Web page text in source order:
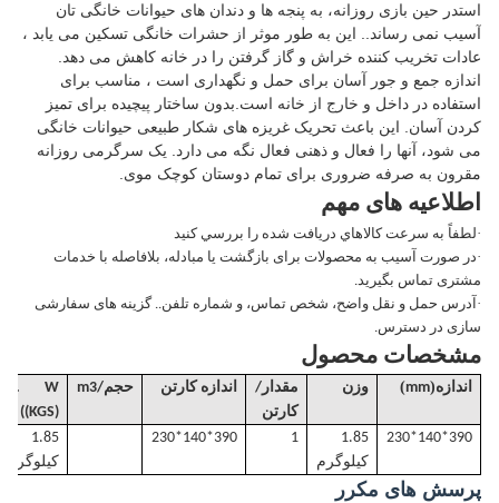
استدر حین بازی روزانه، به پنجه ها و دندان های حیوانات خانگی تان
آسیب نمی رساند.. این به طور موثر از حشرات خانگی تسکین می یابد ،
عادات تخریب کننده خراش و گاز گرفتن را در خانه کاهش می دهد.
اندازه جمع و جور آسان برای حمل و نگهداری است ، مناسب برای
استفاده در داخل و خارج از خانه است.بدون ساختار پیچیده برای تمیز
کردن آسان. این باعث تحریک غریزه های شکار طبیعی حیوانات خانگی
می شود، آنها را فعال و ذهنی فعال نگه می دارد. یک سرگرمی روزانه
مقرون به صرفه ضروری برای تمام دوستان کوچک موی.
اطلاعیه های مهم
·لطفاً به سرعت کالاهاي دریافت شده را بررسي كنيد
·در صورت آسیب به محصولات برای بازگشت یا مبادله، بلافاصله با خدمات
مشتری تماس بگیرید.
· آدرس حمل و نقل واضح، شخص تماس، و شماره تلفن.. گزینه های سفارشی
سازی در دسترس.
مشخصات محصول
اندازه(
mm
) وزن
مقدار/
کارتن
اندازه کارتن حجم/
m3
. W
((KGS)
390*140*230
1.85
کيلوگرم
1
390*140*230
1.85
کيلوگرم
پرسش های مکرر